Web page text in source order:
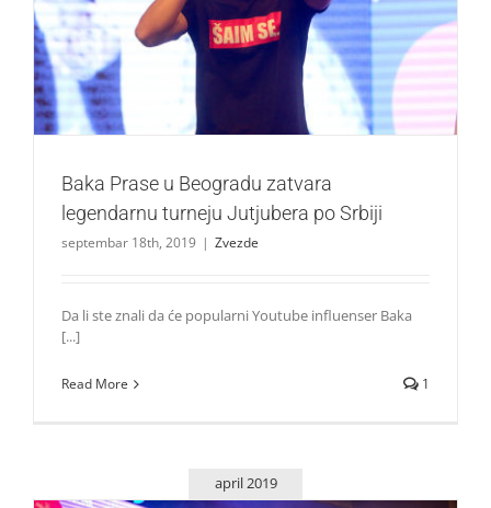
Baka Prase u Beogradu zatvara legendarnu turneju
Jutjubera po Srbiji
Zvezde
Baka Prase u Beogradu zatvara
legendarnu turneju Jutjubera po Srbiji
septembar 18th, 2019 | Zvezde
Da li ste znali da će popularni Youtube influenser Baka
[...]
Read More 1
april 2019